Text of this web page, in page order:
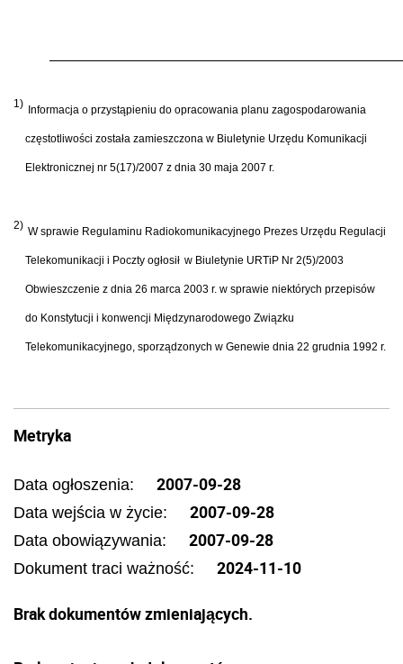
1) Informacja o przystąpieniu do opracowania planu zagospodarowania
częstotliwości została zamieszczona w Biuletynie Urzędu Komunikacji
Elektronicznej nr 5(17)/2007 z dnia 30 maja 2007 r.
2) W sprawie Regulaminu Radiokomunikacyjnego Prezes Urzędu Regulacji
Telekomunikacji i Poczty ogłosił w Biuletynie URTiP Nr 2(5)/2003
Obwieszczenie z dnia 26 marca 2003 r. w sprawie niektórych przepisów
do Konstytucji i konwencji Międzynarodowego Związku
Telekomunikacyjnego, sporządzonych w Genewie dnia 22 grudnia 1992 r.
Metryka
Data ogłoszenia: 2007-09-28
Data wejścia w życie: 2007-09-28
Data obowiązywania: 2007-09-28
Dokument traci ważność: 2024-11-10
Brak dokumentów zmieniających.